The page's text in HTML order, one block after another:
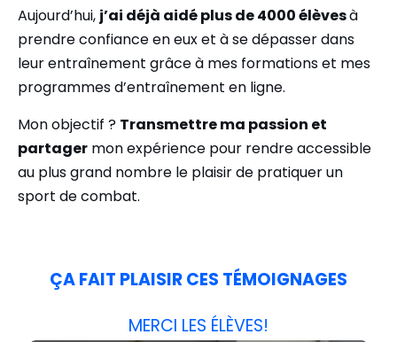
Aujourd’hui, j’ai déjà aidé plus de 4000 élèvesà
prendre confiance en eux et à se dépasser dans
leur entraînement grâce à mes formations et mes
programmes d’entraînement en ligne.
Mon objectif ? Transmettre ma passion et
partager mon expérience pour rendre accessible
au plus grand nombre le plaisir de pratiquer un
sport de combat.
ÇA FAIT PLAISIR CES TÉMOIGNAGES
MERCI LES ÉLÈVES!